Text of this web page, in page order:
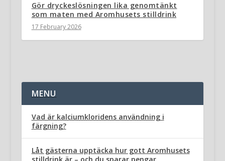
Gör dryckeslösningen lika genomtänkt
som maten med Aromhusets stilldrink
17 February 2026
MENU
Vad är kalciumkloridens användning i
färgning?
Låt gästerna upptäcka hur gott Aromhusets